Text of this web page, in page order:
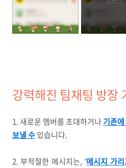
강력해진 팀채팅 방장
1. 새로운 멤버를 초대하거나기존
보낼 수있습니다.
2. 부적절한 메시지는, '메시지 가리